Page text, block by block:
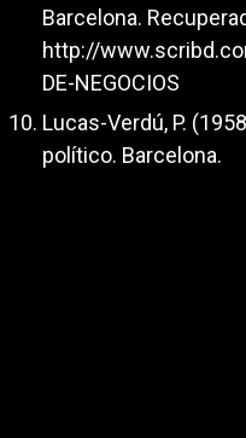
Barcelona.
http://
DE-NEGOCIOS
Lucas-Verdú, P.
político. Barcelona.